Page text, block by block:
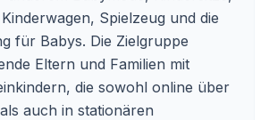
Spielzeug und die
für Babys. Die Zielgruppe
Eltern und Familien mit
die sowohl online über
auch in stationären